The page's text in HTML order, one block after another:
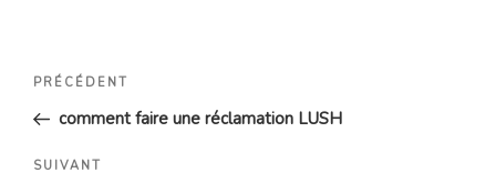
Navigation
l’article
Article
précédent
PRÉCÉDENT
comment faire une réclamation LUSH
Article
SUIVANT